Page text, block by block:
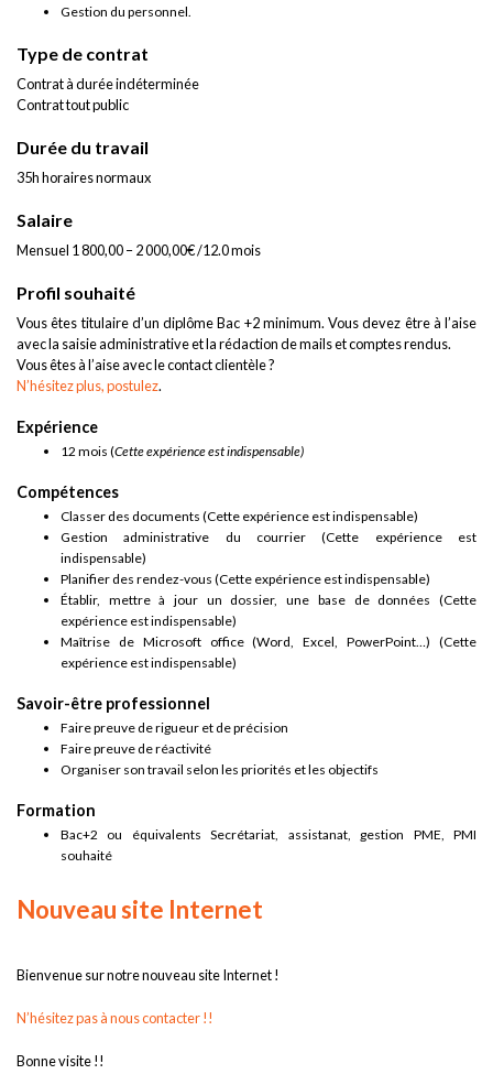
Gestion du personnel.
Type de contrat
Contrat à durée indéterminée
Contrat tout public
Durée du travail
35h horaires normaux
Salaire
Mensuel 1 800,00 – 2 000,00€ /12.0 mois
Profil souhaité
Vous êtes titulaire d’un diplôme Bac +2 minimum. Vous devez être à l’aise
avec la saisie administrative et la rédaction de mails et comptes rendus.
Vous êtes à l’aise avec le contact clientèle ?
N’hésitez plus, postulez.
Expérience
12 mois (Cette expérience est indispensable)
Compétences
Classer des documents (Cette expérience est indispensable)
Gestion administrative du courrier (Cette expérience est
indispensable)
Planifier des rendez-vous (Cette expérience est indispensable)
Établir, mettre à jour un dossier, une base de données (Cette
expérience est indispensable)
Maîtrise de Microsoft office (Word, Excel, PowerPoint…) (Cette
expérience est indispensable)
Savoir-être professionnel
Faire preuve de rigueur et de précision
Faire preuve de réactivité
Organiser son travail selon les priorités et les objectifs
Formation
Bac+2 ou équivalents Secrétariat, assistanat, gestion PME, PMI
souhaité
Nouveau site Internet
Bienvenue sur notre nouveau site Internet !
N’hésitez pas à nous contacter !!
Bonne visite !!